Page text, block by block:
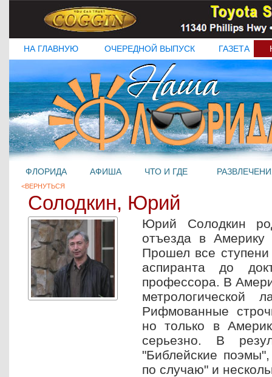
НА ГЛАВНУЮ ОЧЕРЕДНОЙ ВЫПУСК ГАЗЕТА
ФЛОРИДА АФИША ЧТО И ГДЕ
<ВЕРНУТЬСЯ
Солодкин, Юрий
Юрий Солодкин
отъезда в Америку
Прошел все ступени
аспиранта до
профессора. В
метрологической
Рифмованные
но только в
серьезно. В
"Библейские
по случаю" и